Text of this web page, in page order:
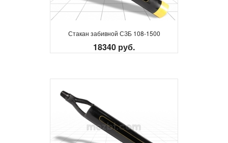
Стакан забивной СЗБ 108-1500
18340 руб.